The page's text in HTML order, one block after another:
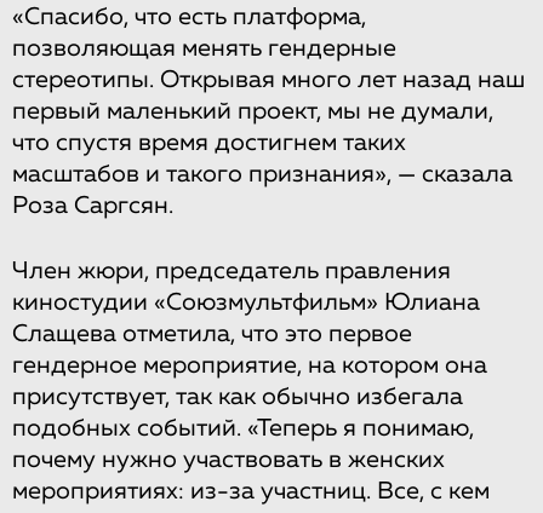
«Спасибо, что есть платформа,
позволяющая менять гендерные
стереотипы. Открывая много лет назад наш
первый маленький проект, мы не думали,
что спустя время достигнем таких
масштабов и такого признания», — сказала
Роза Саргсян.
Член жюри, председатель правления
киностудии «Союзмультфильм» Юлиана
Слащева отметила, что это первое
гендерное мероприятие, на котором она
присутствует, так как обычно избегала
подобных событий. «Теперь я понимаю,
почему нужно участвовать в женских
мероприятиях: из-за участниц. Все, с кем